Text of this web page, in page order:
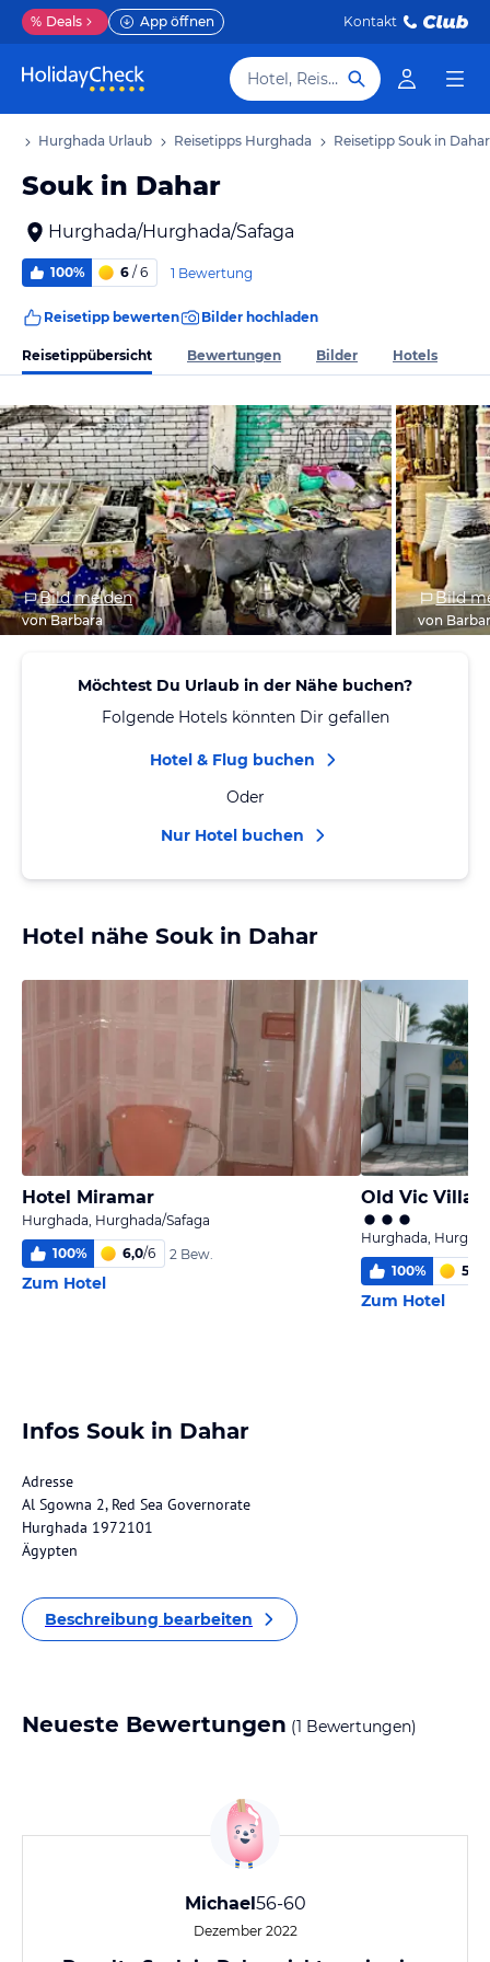
% Deals App öffnen Kontakt
Hotel, Reiseziel
Hurghada Urlaub Reisetipps Hurghada Reisetipp Souk in Dahar
Souk in Dahar
Hurghada/Hurghada/Safaga
100% 6 / 6 1 Bewertung
Reisetipp bewerten Bilder hochladen
Reisetippübersicht Bewertungen Bilder Hotels
Bild melden
von Barbara
Bild
von
Möchtest Du Urlaub in der Nähe buchen?
Folgende Hotels könnten Dir gefallen
Hotel & Flug buchen
Oder
Nur Hotel buchen
Hotel nähe Souk in Dahar
Hotel Miramar
Hurghada, Hurghada/Safaga
100% 6,0/6 2 Bew.
Zum Hotel
Old Vic
Hurghada,
100% 5,9
Zum Hotel
Infos Souk in Dahar
Adresse
Al Sgowna 2, Red Sea Governorate
Hurghada 1972101
Ägypten
Beschreibung bearbeiten
Neueste Bewertungen (1 Bewertungen)
Michael56-60
Dezember 2022